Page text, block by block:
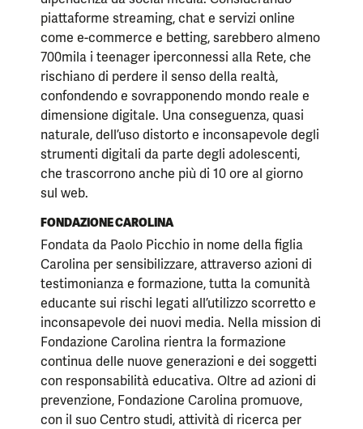
piattaforme streaming, chat e servizi online
come e-commerce e betting, sarebbero almeno
700mila i teenager iperconnessi alla Rete, che
rischiano di perdere il senso della realtà,
confondendo e sovrapponendo mondo reale e
dimensione digitale. Una conseguenza, quasi
naturale, dell’uso distorto e inconsapevole degli
strumenti digitali da parte degli adolescenti,
che trascorrono anche più di 10 ore al giorno
sul web.
FONDAZIONE CAROLINA
Fondata da Paolo Picchio in nome della figlia
Carolina per sensibilizzare, attraverso azioni di
testimonianza e formazione, tutta la comunità
educante sui rischi legati all’utilizzo scorretto e
inconsapevole dei nuovi media. Nella mission di
Fondazione Carolina rientra la formazione
continua delle nuove generazioni e dei soggetti
con responsabilità educativa. Oltre ad azioni di
prevenzione, Fondazione Carolina promuove,
con il suo Centro studi, attività di ricerca per